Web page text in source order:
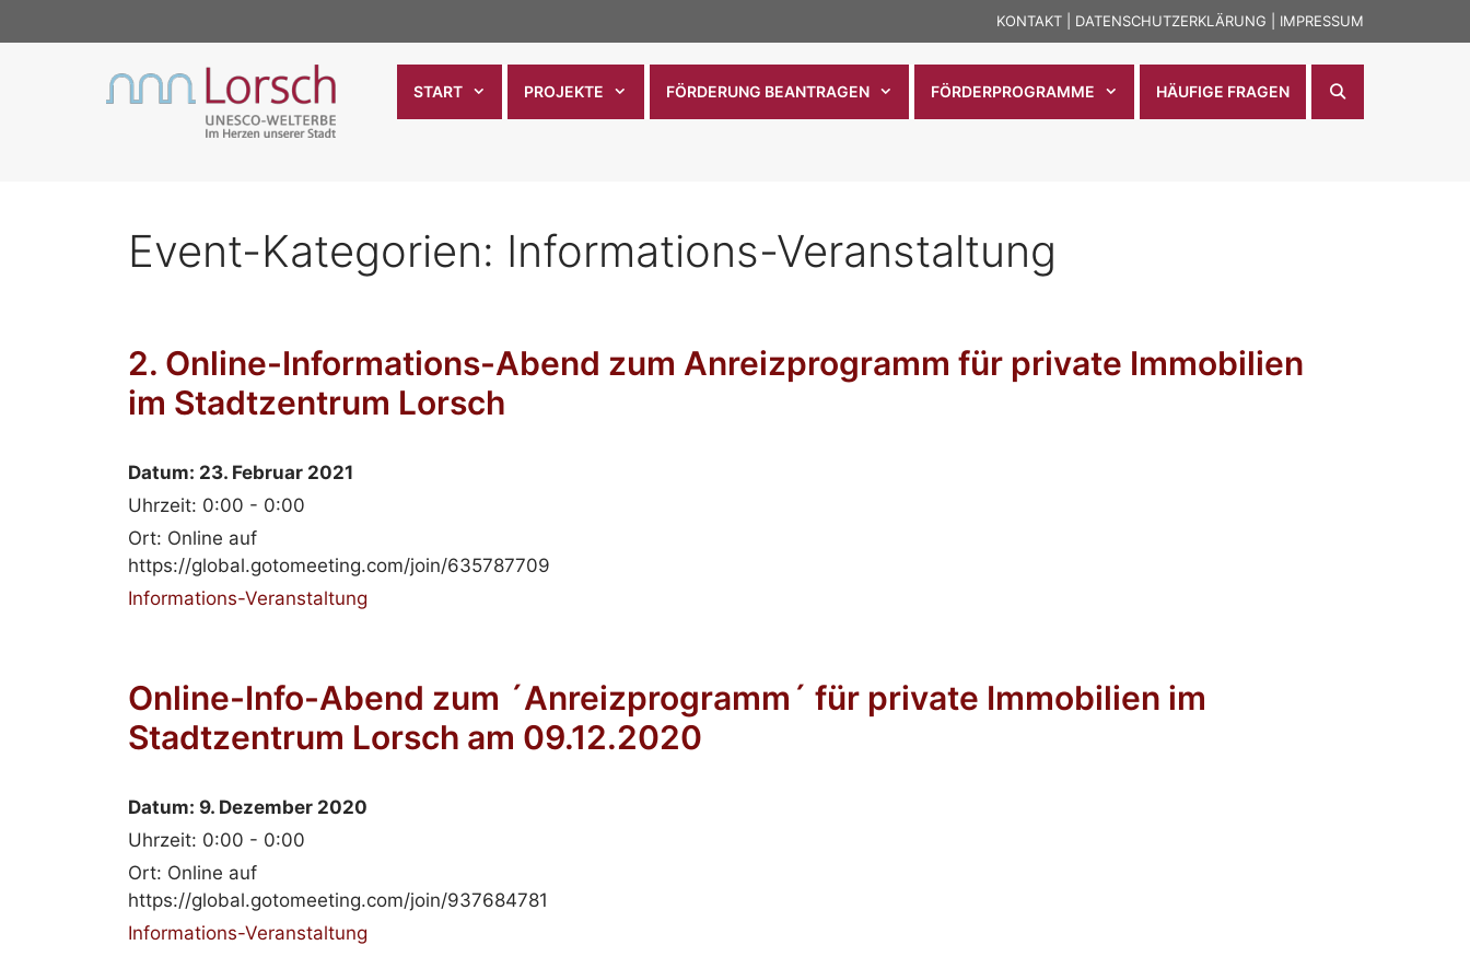
Inhalt
KONTAKT DATENSCHUTZERKLÄRUNG IMPRESSUM
START PROJEKTE FÖRDERUNG BEANTRAGEN FÖRDERPROGRAMME HÄUFIGE FRAGEN
Event-Kategorien: Informations-Veranstaltung
2. Online-Informations-Abend zum Anreizprogramm für private Immobilien
im Stadtzentrum Lorsch
Datum: 23. Februar 2021
Uhrzeit: 0:00 - 0:00
Ort: Online auf
https://global.gotomeeting.com/join/635787709
Informations-Veranstaltung
Online-Info-Abend zum ´Anreizprogramm´ für private Immobilien im
Stadtzentrum Lorsch am 09.12.2020
Datum: 9. Dezember 2020
Uhrzeit: 0:00 - 0:00
Ort: Online auf
https://global.gotomeeting.com/join/937684781
Informations-Veranstaltung